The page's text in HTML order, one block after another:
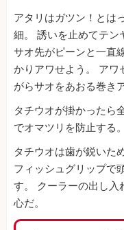
アタリはガツン！とは
細。 誘いを止めてテン
サオ先がピーンと一直
かりアワせよう。 アワ
がらサオをあおる巻き
タチウオが掛かったら
でオマツリを防止する。
タチウオは歯が鋭いた
フィッシュグリップで
す。 クーラーの出し入
心だ。